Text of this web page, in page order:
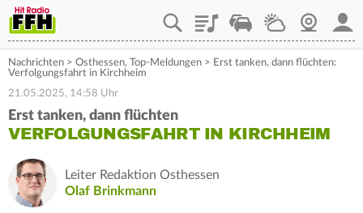
PlaylistStaupilotWetterWebcam
Nachrichten > Osthessen, Top-Meldungen > Erst tanken, dann flüchten:
Verfolgungsfahrt in Kirchheim
21.05.2025, 14:58 Uhr
Erst tanken, dann flüchten
VERFOLGUNGSFAHRT IN KIRCHHEIM
Leiter Redaktion Osthessen
Olaf Brinkmann